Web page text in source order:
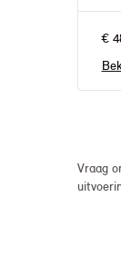
€
Vraag